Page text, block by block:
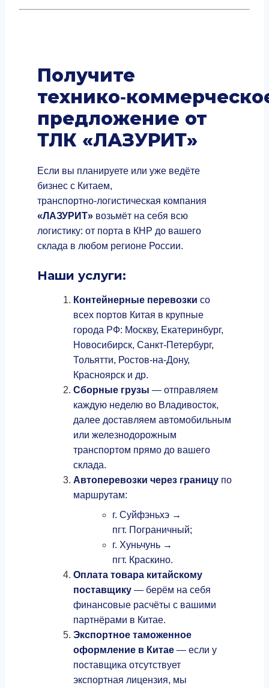
Получите
предложение от
ТЛК «ЛАЗУРИТ»
Если вы планируете или уже ведёте
бизнес с Китаем,
транспортно‑логистическая компания
«ЛАЗУРИТ» возьмёт на себя всю
логистику: от порта в КНР до вашего
склада в любом регионе России.
Наши услуги:
Контейнерные перевозки со
всех портов Китая в крупные
города РФ: Москву, Екатеринбург,
Новосибирск, Санкт‑Петербург,
Тольятти, Ростов‑на‑Дону,
Красноярск и др.
Сборные грузы — отправляем
каждую неделю во Владивосток,
далее доставляем автомобильным
или железнодорожным
транспортом прямо до вашего
склада.
Автоперевозки через границу по
маршрутам:
г. Суйфэньхэ →
пгт. Пограничный;
г. Хуньчунь →
пгт. Краскино.
Оплата товара китайскому
поставщику — берём на себя
финансовые расчёты с вашими
партнёрами в Китае.
Экспортное таможенное
оформление в Китае — если у
поставщика отсутствует
экспортная лицензия, мы